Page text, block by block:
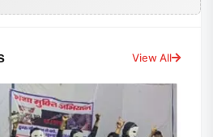
View All